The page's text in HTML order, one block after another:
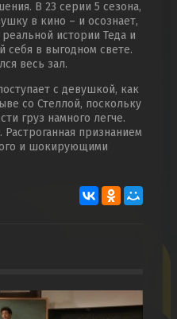
В 23 серии 5 сезона,
в кино – и осознает,
истории Теда и
себя в выгодном свете.
весь зал.
с девушкой, как
со Стеллой, поскольку
груз намного легче.
признанием
и шокирующими